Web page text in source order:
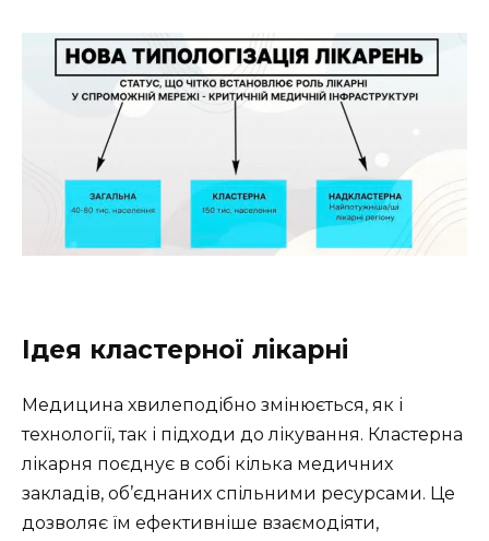
Ідея кластерної лікарні
Медицина хвилеподібно змінюється, як і
технології, так і підходи до лікування. Кластерна
лікарня поєднує в собі кілька медичних
закладів, об’єднаних спільними ресурсами. Це
дозволяє їм ефективніше взаємодіяти,